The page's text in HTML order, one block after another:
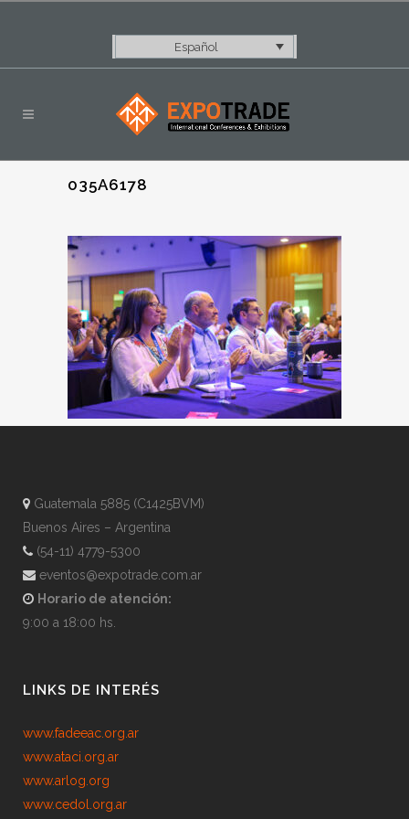
Español
035A6178
Guatemala 5885 (C1425BVM)
Buenos Aires – Argentina
(54-11) 4779-5300
eventos@expotrade.com.ar
Horario de atención:
9:00 a 18:00 hs.
LINKS DE INTERÉS
www.fadeeac.org.ar
www.ataci.org.ar
www.arlog.org
www.cedol.org.ar